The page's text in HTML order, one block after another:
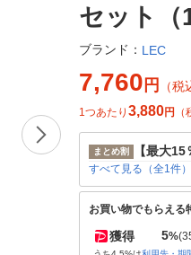
セット（
ブランド： LEC
7,760 円 （税
1つあたり 3,880円 （
まとめ割 【最大
すべて見る（全1件）
お買い物でもらえる
獲得 5%